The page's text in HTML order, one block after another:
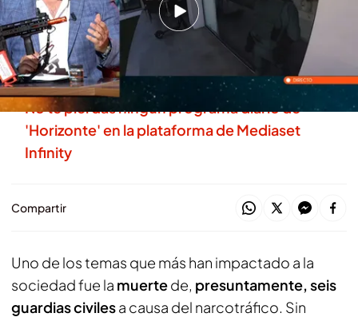
José Félix Ramajo va al origen del problema y
señala el desencadenante de la situación
actual con el narcotráfico
No te pierdas ningún programa diario de
'Horizonte' en la plataforma de Mediaset
Infinity
Compartir
Uno de los temas que más han impactado a la
sociedad fue la muertede, presuntamente, seis
guardias civilesa causa del narcotráfico. Sin